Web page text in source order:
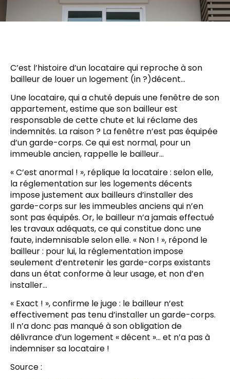
C’est l’histoire d’un locataire qui reproche à son
bailleur de louer un logement (in ?)décent…
Une locataire, qui a chuté depuis une fenêtre de son
appartement, estime que son bailleur est
responsable de cette chute et lui réclame des
indemnités. La raison ? La fenêtre n’est pas équipée
d’un garde-corps. Ce qui est normal, pour un
immeuble ancien, rappelle le bailleur…
« C’est anormal ! », réplique la locataire : selon elle,
la réglementation sur les logements décents
impose justement aux bailleurs d’installer des
garde-corps sur les immeubles anciens qui n’en
sont pas équipés. Or, le bailleur n’a jamais effectué
les travaux adéquats, ce qui constitue donc une
faute, indemnisable selon elle. « Non ! », répond le
bailleur : pour lui, la réglementation impose
seulement d’entretenir les garde-corps existants
dans un état conforme à leur usage, et non d’en
installer…
« Exact ! », confirme le juge : le bailleur n’est
effectivement pas tenu d’installer un garde-corps.
Il n’a donc pas manqué à son obligation de
délivrance d’un logement « décent »… et n’a pas à
indemniser sa locataire !
Source :